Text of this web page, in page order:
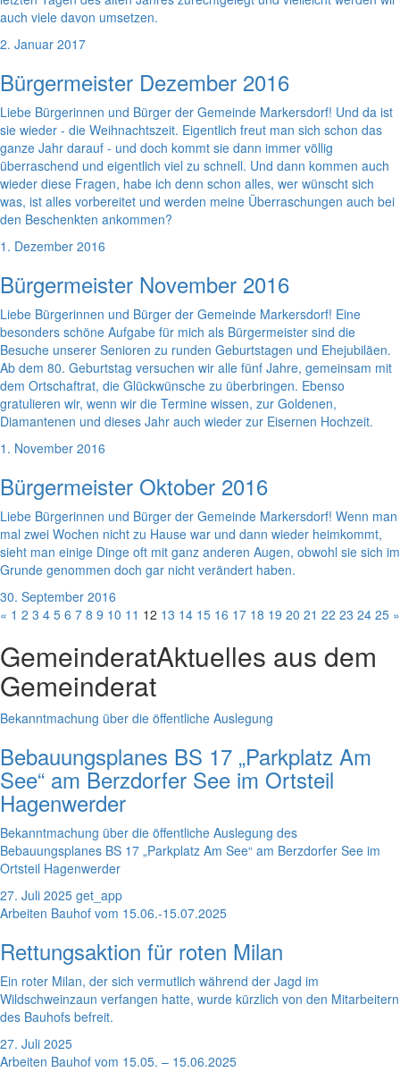
auch viele davon umsetzen.
2. Januar 2017
Bürgermeister Dezember 2016
Liebe Bürgerinnen und Bürger der Gemeinde Markersdorf! Und da ist
sie wieder - die Weihnachtszeit. Eigentlich freut man sich schon das
ganze Jahr darauf - und doch kommt sie dann immer völlig
überraschend und eigentlich viel zu schnell. Und dann kommen auch
wieder diese Fragen, habe ich denn schon alles, wer wünscht sich
was, ist alles vorbereitet und werden meine Überraschungen auch bei
den Beschenkten ankommen?
1. Dezember 2016
Bürgermeister November 2016
Liebe Bürgerinnen und Bürger der Gemeinde Markersdorf! Eine
besonders schöne Aufgabe für mich als Bürgermeister sind die
Besuche unserer Senioren zu runden Geburtstagen und Ehejubiläen.
Ab dem 80. Geburtstag versuchen wir alle fünf Jahre, gemeinsam mit
dem Ortschaftrat, die Glückwünsche zu überbringen. Ebenso
gratulieren wir, wenn wir die Termine wissen, zur Goldenen,
Diamantenen und dieses Jahr auch wieder zur Eisernen Hochzeit.
1. November 2016
Bürgermeister Oktober 2016
Liebe Bürgerinnen und Bürger der Gemeinde Markersdorf! Wenn man
mal zwei Wochen nicht zu Hause war und dann wieder heimkommt,
sieht man einige Dinge oft mit ganz anderen Augen, obwohl sie sich im
Grunde genommen doch gar nicht verändert haben.
30. September 2016
« 1 2 3 4 5 6 7 8 9 10 11 12 13 14 15 16 17 18 19 20 21 22 23 24 25 »
GemeinderatAktuelles aus dem
Gemeinderat
Bekanntmachung über die öffentliche Auslegung
Bebauungsplanes BS 17 „Parkplatz Am
See“ am Berzdorfer See im Ortsteil
Hagenwerder
Bekanntmachung über die öffentliche Auslegung des
Bebauungsplanes BS 17 „Parkplatz Am See“ am Berzdorfer See im
Ortsteil Hagenwerder
27. Juli 2025 get_app
Arbeiten Bauhof vom 15.06.-15.07.2025
Rettungsaktion für roten Milan
Ein roter Milan, der sich vermutlich während der Jagd im
Wildschweinzaun verfangen hatte, wurde kürzlich von den Mitarbeitern
des Bauhofs befreit.
27. Juli 2025
Arbeiten Bauhof vom 15.05. – 15.06.2025